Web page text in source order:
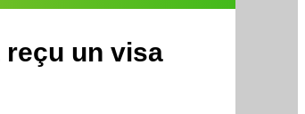
un visa